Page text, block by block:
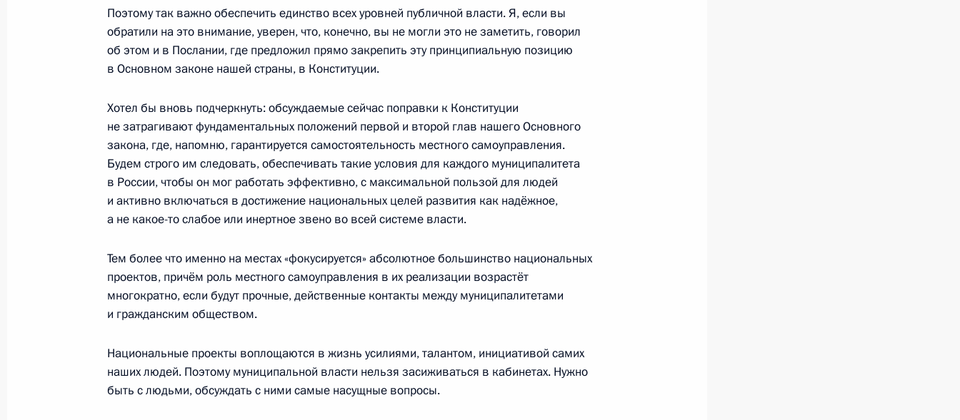
14 февраля 2020 года, 15:00
Поздравление Александру Денисьеву и Владиславу Антонову
на двухместных санях
Приветствие участникам, организаторам и гостям чемпионата
мира по санному спорту 2020 года в Сочи
12 февраля 2020 года, среда
12 февраля 2020 года, 18:00 Москва
Поэтому так важно обеспечить единство всех уровней публичной власти. Я, если вы
обратили на это внимание, уверен, что, конечно, вы не могли это не заметить, говорил
об этом и в Послании, где предложил прямо закрепить эту принципиальную позицию
в Основном законе нашей страны, в Конституции.
Хотел бы вновь подчеркнуть: обсуждаемые сейчас поправки к Конституции
не затрагивают фундаментальных положений первой и второй глав нашего Основного
закона, где, напомню, гарантируется самостоятельность местного самоуправления.
Будем строго им следовать, обеспечивать такие условия для каждого муниципалитета
в России, чтобы он мог работать эффективно, с максимальной пользой для людей
и активно включаться в достижение национальных целей развития как надёжное,
а не какое-то слабое или инертное звено во всей системе власти.
Тем более что именно на местах «фокусируется» абсолютное большинство национальных
проектов, причём роль местного самоуправления в их реализации возрастёт
многократно, если будут прочные, действенные контакты между муниципалитетами
и гражданским обществом.
Национальные проекты воплощаются в жизнь усилиями, талантом, инициативой самих
наших людей. Поэтому муниципальной власти нельзя засиживаться в кабинетах. Нужно
быть с людьми, обсуждать с ними самые насущные вопросы.